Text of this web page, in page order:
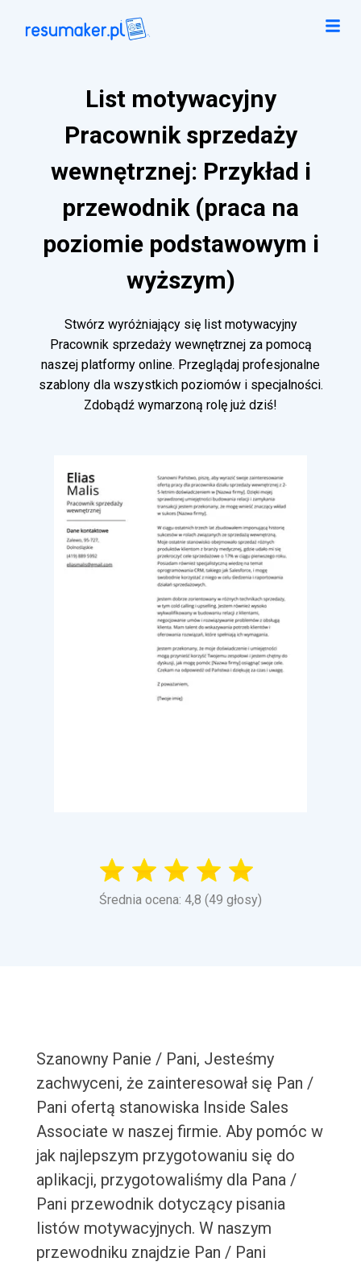
List motywacyjny
Pracownik sprzedaży
wewnętrznej: Przykład i
przewodnik (praca na
poziomie podstawowym i
wyższym)
Stwórz wyróżniający się list motywacyjny
Pracownik sprzedaży wewnętrznej za pomocą
naszej platformy online. Przeglądaj profesjonalne
szablony dla wszystkich poziomów i specjalności.
Zdobądź wymarzoną rolę już dziś!
Średnia ocena: 4,8 (49 głosy)
Szanowny Panie / Pani, Jesteśmy
zachwyceni, że zainteresował się Pan /
Pani ofertą stanowiska Inside Sales
Associate w naszej firmie. Aby pomóc w
jak najlepszym przygotowaniu się do
aplikacji, przygotowaliśmy dla Pana /
Pani przewodnik dotyczący pisania
listów motywacyjnych. W naszym
przewodniku znajdzie Pan / Pani